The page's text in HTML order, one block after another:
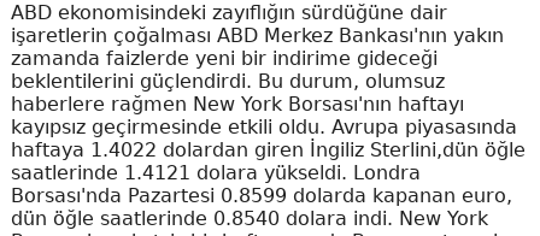
ABD ekonomisindeki zayıflığın sürdüğüne dair
işaretlerin çoğalması ABD Merkez Bankası'nın yakın
zamanda faizlerde yeni bir indirime gideceği
beklentilerini güçlendirdi. Bu durum, olumsuz
haberlere rağmen New York Borsası'nın haftayı
kayıpsız geçirmesinde etkili oldu. Avrupa piyasasında
haftaya 1.4022 dolardan giren İngiliz Sterlini,dün öğle
saatlerinde 1.4121 dolara yükseldi. Londra
Borsası'nda Pazartesi 0.8599 dolarda kapanan euro,
dün öğle saatlerinde 0.8540 dolara indi. New York